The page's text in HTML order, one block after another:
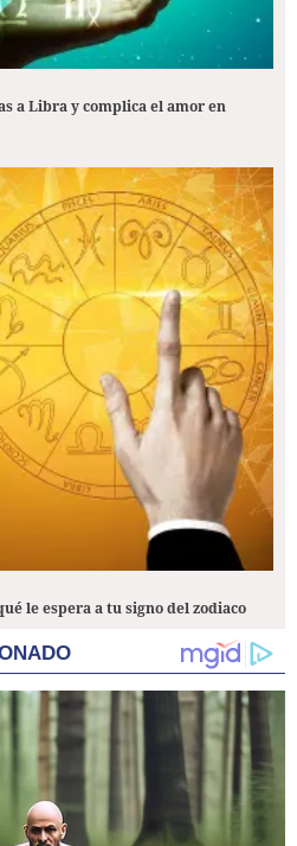
a Libra y complica el amor en
le espera a tu signo del zodiaco